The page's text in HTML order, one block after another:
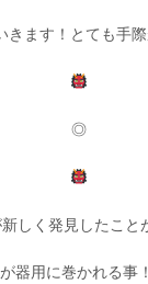
きます！とても手
◎
しく発見したこと
器用に巻かれる事